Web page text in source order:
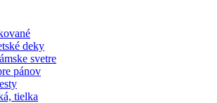
deky
svetre
pánov
tielka